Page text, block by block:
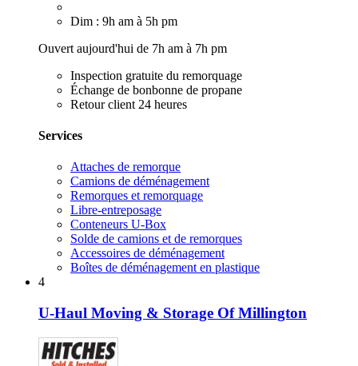
Dim : 9h am à 5h pm
Ouvert aujourd'hui de 7h am à 7h pm
Inspection gratuite du remorquage
Échange de bonbonne de propane
Retour client 24 heures
Services
Attaches de remorque
Camions de déménagement
Remorques et remorquage
Libre-entreposage
Conteneurs U-Box
Solde de camions et de remorques
Accessoires de déménagement
Boîtes de déménagement en plastique
4
U-Haul Moving & Storage Of Millington